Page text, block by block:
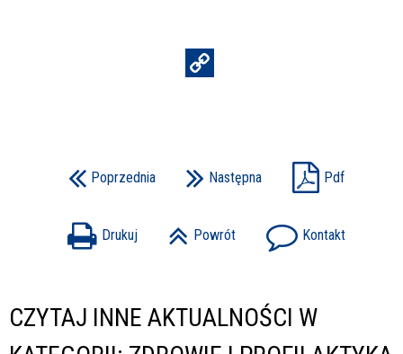
Poprzednia Następna Pdf
Drukuj Powrót Kontakt
CZYTAJ INNE AKTUALNOŚCI W